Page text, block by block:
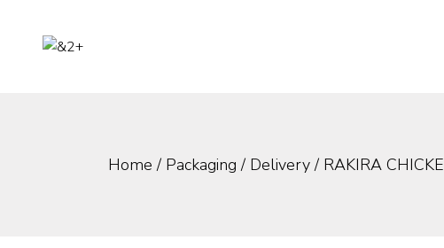
content
Home Packaging Delivery RAKIRA